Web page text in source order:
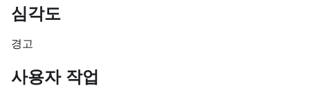
심각도
경고
사용자 작업